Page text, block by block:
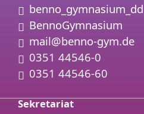
Instagram:
benno_gymnasium_dd
Facebook:
BennoGymnasium
Email:
mail@benno-gym.de
Telefon:
0351 44546-0
Fax:0351 44546-60
Sekretariat